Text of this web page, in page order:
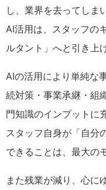
し、業界を去ってしま
AI活用は、スタッフの
ルタント」へと引き上
AIの活用により単純な
続対策・事業承継・組
門知識のインプットに
スタッフ自身が「自分
できることは、最大の
また残業が減り、心に